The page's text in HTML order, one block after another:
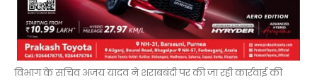
विभाग के सचिव अजय यादव ने शराबबंदी पर की जा रही कार्रवाई की